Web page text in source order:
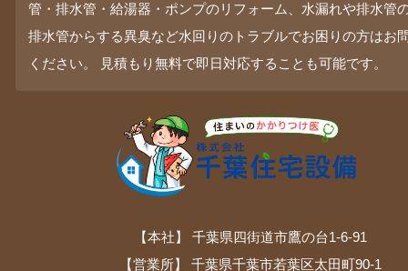
管・排水管・給湯器・ポンプのリフォーム、水漏れや排水管
排水管からする異臭など水回りのトラブルでお困りの方はお
ください。 見積もり無料で即日対応することも可能です。
【本社】 千葉県四街道市鷹の台1-6-91
【営業所】 千葉県千葉市若葉区太田町90-1